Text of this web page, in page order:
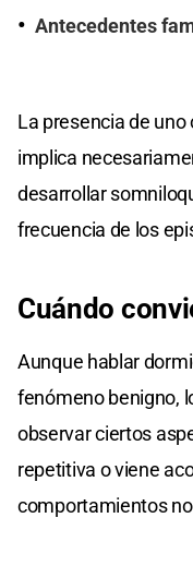
Antecedentes
La presencia de
implica
desarrollar
frecuencia de los
Cuándo
Aunque hablar
fenómeno benigno,
observar ciertos
repetitiva o viene
comportamientos